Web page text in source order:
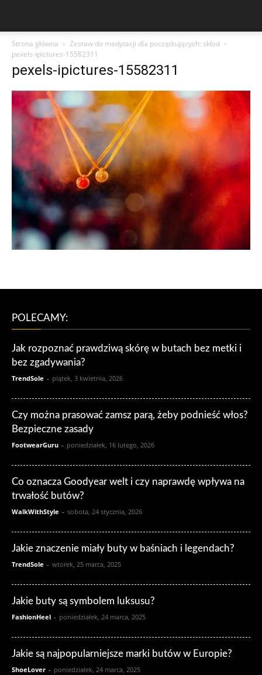
Strona główna
Zestaw do medytacji dla początkujących: skład
pexels-ipictures-15582311
pexels-ipictures-15582311
POLECAMY:
Jak rozpoznać prawdziwą skórę w butach bez metki i
bez zgadywania?
TrendSole - piątek, 3 kwietnia, 2026
Czy można prasować zamsz parą, żeby podnieść włos?
Bezpieczne zasady
FootwearGuru - poniedziałek, 16 lutego, 2026
Co oznacza Goodyear welt i czy naprawdę wpływa na
trwałość butów?
WalkWithStyle - sobota, 24 stycznia, 2026
Jakie znaczenie miały buty w baśniach i legendach?
TrendSole - wtorek, 25 marca, 2025
Jakie buty są symbolem luksusu?
FashionHeel - poniedziałek, 24 marca, 2025
Jakie są najpopularniejsze marki butów w Europie?
ShoeLover - poniedziałek, 24 marca, 2025